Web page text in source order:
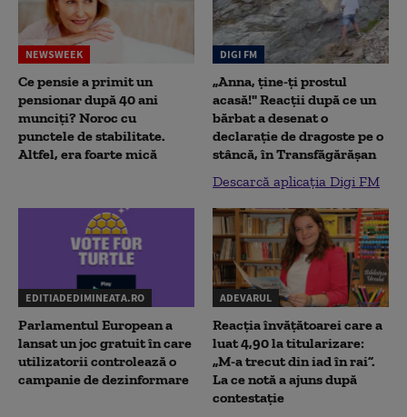
NEWSWEEK
Ce pensie a primit un
pensionar după 40 ani
munciți? Noroc cu
punctele de stabilitate.
Altfel, era foarte mică
DIGI FM
„Anna, ţine-ţi prostul
acasă!" Reacţii după ce un
bărbat a desenat o
declaraţie de dragoste pe o
stâncă, în Transfăgărăşan
Descarcă aplicația Digi FM
EDITIADEDIMINEATA.RO
Parlamentul European a
lansat un joc gratuit în care
utilizatorii controlează o
campanie de dezinformare
ADEVARUL
Reacția învățătoarei care a
luat 4,90 la titularizare:
„M-a trecut din iad în rai”.
La ce notă a ajuns după
contestație